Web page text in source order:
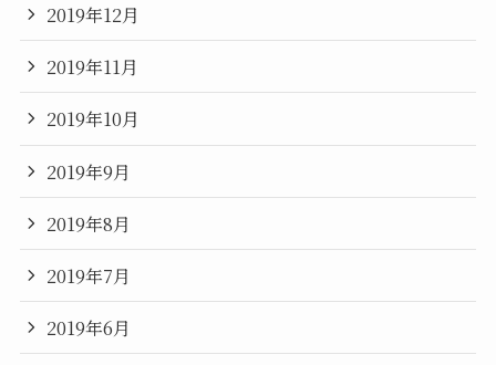
2019年12月
2019年11月
2019年10月
2019年9月
2019年8月
2019年7月
2019年6月